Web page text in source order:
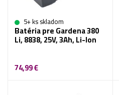
5+ ks skladom
Batéria pre Gardena 380
Li, 8838, 25V, 3Ah, Li-Ion
74,99 €